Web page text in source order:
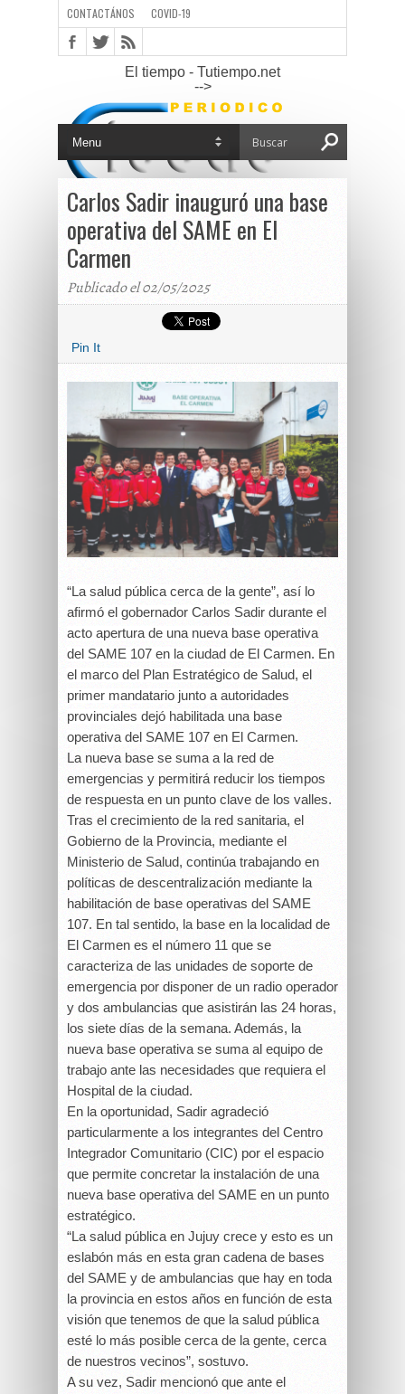
CONTACTÁNOS COVID-19
El tiempo - Tutiempo.net
-->
Carlos Sadir inauguró una base
operativa del SAME en El
Carmen
Publicado el 02/05/2025
Pin It
“La salud pública cerca de la gente”, así lo
afirmó el gobernador Carlos Sadir durante el
acto apertura de una nueva base operativa
del SAME 107 en la ciudad de El Carmen. En
el marco del Plan Estratégico de Salud, el
primer mandatario junto a autoridades
provinciales dejó habilitada una base
operativa del SAME 107 en El Carmen.
La nueva base se suma a la red de
emergencias y permitirá reducir los tiempos
de respuesta en un punto clave de los valles.
Tras el crecimiento de la red sanitaria, el
Gobierno de la Provincia, mediante el
Ministerio de Salud, continúa trabajando en
políticas de descentralización mediante la
habilitación de base operativas del SAME
107. En tal sentido, la base en la localidad de
El Carmen es el número 11 que se
caracteriza de las unidades de soporte de
emergencia por disponer de un radio operador
y dos ambulancias que asistirán las 24 horas,
los siete días de la semana. Además, la
nueva base operativa se suma al equipo de
trabajo ante las necesidades que requiera el
Hospital de la ciudad.
En la oportunidad, Sadir agradeció
particularmente a los integrantes del Centro
Integrador Comunitario (CIC) por el espacio
que permite concretar la instalación de una
nueva base operativa del SAME en un punto
estratégico.
“La salud pública en Jujuy crece y esto es un
eslabón más en esta gran cadena de bases
del SAME y de ambulancias que hay en toda
la provincia en estos años en función de esta
visión que tenemos de que la salud pública
esté lo más posible cerca de la gente, cerca
de nuestros vecinos”, sostuvo.
A su vez, Sadir mencionó que ante el